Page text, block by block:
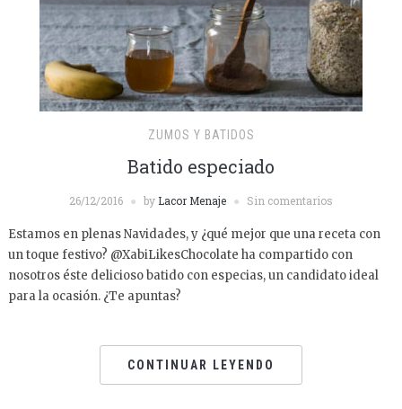
ZUMOS Y BATIDOS
Batido especiado
26/12/2016 by Lacor Menaje Sin comentarios
Estamos en plenas Navidades, y ¿qué mejor que una receta con
un toque festivo? @XabiLikesChocolate ha compartido con
nosotros éste delicioso batido con especias, un candidato ideal
para la ocasión. ¿Te apuntas?
CONTINUAR LEYENDO